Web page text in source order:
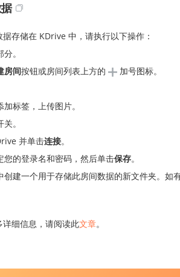
存储在 KDrive 中，请执行以下操作：
分。
房间按钮或房间列表上方的
加号图标。
标签，上传图片。
关。
并单击连接。
您的登录名和密码，然后单击保存。
创建一个用于存储此房间数据的新文件夹。
细信息，请阅读此文章。